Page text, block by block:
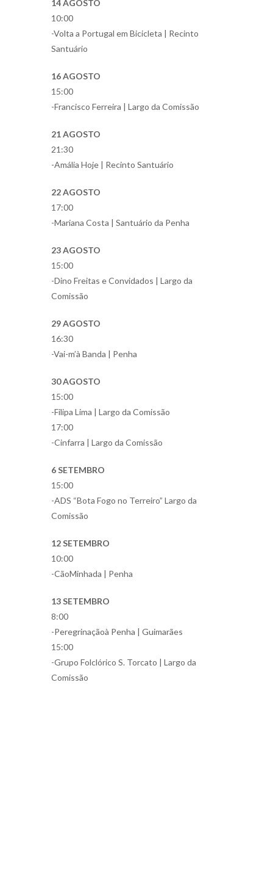
14 AGOSTO
10:00
-Volta a Portugal em Bicicleta | Recinto
Santuário
16 AGOSTO
15:00
-Francisco Ferreira | Largo da Comissão
21 AGOSTO
21:30
-Amália Hoje | Recinto Santuário
22 AGOSTO
17:00
-Mariana Costa | Santuário da Penha
23 AGOSTO
15:00
-Dino Freitas e Convidados | Largo da
Comissão
29 AGOSTO
16:30
-Vai-m’à Banda | Penha
30 AGOSTO
15:00
-Filipa Lima | Largo da Comissão
17:00
-Cinfarra | Largo da Comissão
6 SETEMBRO
15:00
-ADS “Bota Fogo no Terreiro” Largo da
Comissão
12 SETEMBRO
10:00
-CãoMinhada | Penha
13 SETEMBRO
8:00
-Peregrinaçãoà Penha | Guimarães
15:00
-Grupo Folclórico S. Torcato | Largo da
Comissão